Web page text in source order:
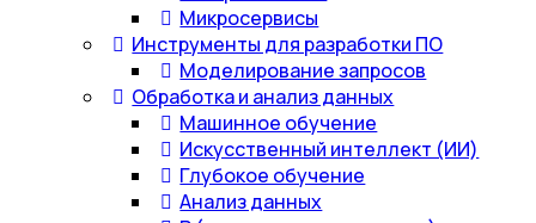
Микросервисы
Инструменты для разработки ПО
Моделирование запросов
Обработка и анализ данных
Машинное обучение
Искусственный интеллект (ИИ)
Глубокое обучение
Анализ данных